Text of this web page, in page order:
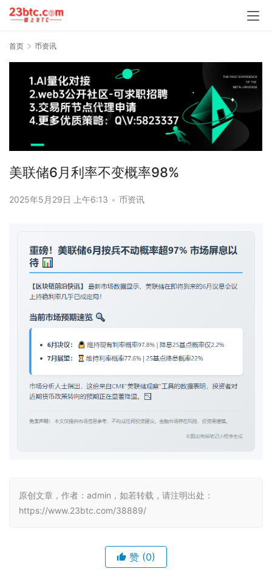
首页 币资讯
美联储6月利率不变概率98%
2025年5月29日 上午6:13 • 币资讯
原创文章，作者：admin，如若转载，请注明出处：
https://www.23btc.com/38889/
赞 (0)